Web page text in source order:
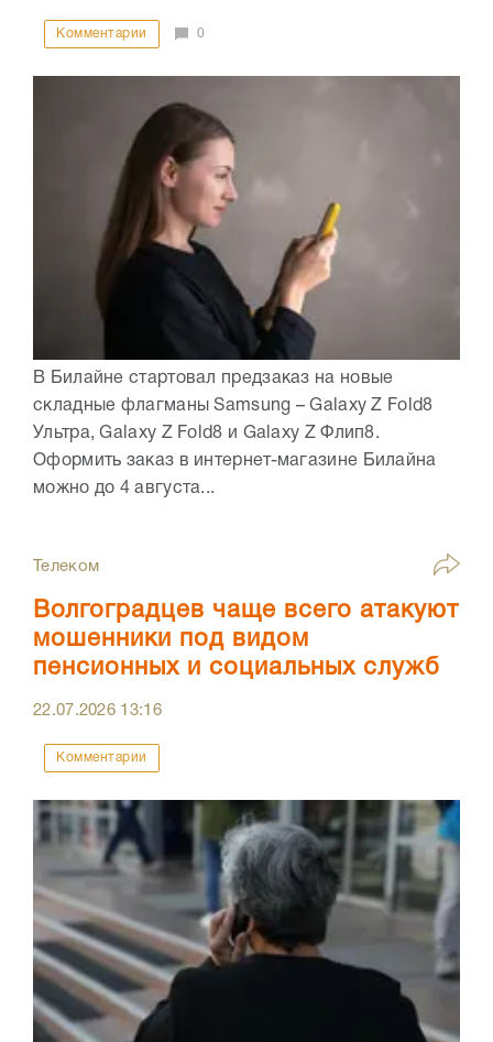
Комментарии 0
В Билайне стартовал предзаказ на новые
складные флагманы Samsung – Galaxy Z Fold8
Ультра, Galaxy Z Fold8 и Galaxy Z Флип8.
Оформить заказ в интернет-магазине Билайна
можно до 4 августа...
Телеком
Волгоградцев чаще всего атакуют
мошенники под видом
пенсионных и социальных служб
22.07.2026 13:16
Комментарии